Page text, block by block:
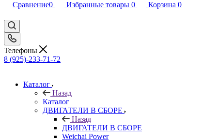
Сравнение0 Избранные товары 0 Корзина 0
Телефоны
8 (925)-233-71-72
Каталог
Назад
Каталог
ДВИГАТЕЛИ В СБОРЕ
Назад
ДВИГАТЕЛИ В СБОРЕ
Weichai Power